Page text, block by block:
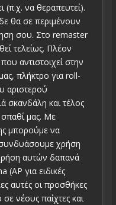
(π.χ. να θεραπευτεί).
θα σε περιμένουν
σου. Στο remaster
τελείως. Πλέον
αντιστοιχεί στην
πλήκτρο για roll-
αριστερού
σκανδάλη και τέλος
μας. Με
μπορούμε να
χρήση
αυτών δαπανά
(AP για ειδικές
αυτές οι προσθήκες
νέους παίχτες και